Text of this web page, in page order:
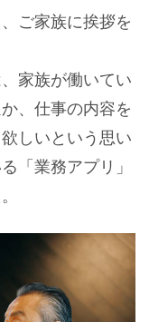
ご家族に挨拶を
家族が働いてい
、仕事の内容を
しいという思い
「業務アプリ」